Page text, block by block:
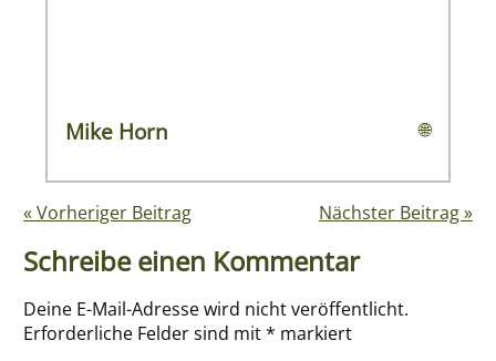
Mike Horn 🌐
« Vorheriger Beitrag Nächster Beitrag »
Schreibe einen Kommentar
Deine E-Mail-Adresse wird nicht veröffentlicht.
Erforderliche Felder sind mit* markiert